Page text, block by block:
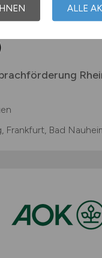
Frankfurt, Bad
ALLE